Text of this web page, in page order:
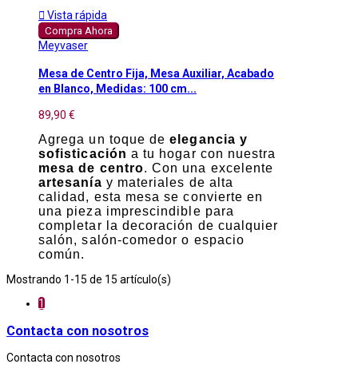
 Vista rápida
Compra Ahora
Meyvaser
Mesa de Centro Fija, Mesa Auxiliar, Acabado
en Blanco, Medidas: 100 cm...
89,90 €
Agrega un toque deelegancia y
sofisticación a tu hogar con nuestra
mesa de centro. Con una excelente
artesanía y materiales de alta
calidad, esta mesa se convierte en
una pieza imprescindible para
completar la decoración de cualquier
salón, salón-comedor o espacio
común.
Mostrando 1-15 de 15 artículo(s)
1
Contacta con nosotros
Contacta con nosotros